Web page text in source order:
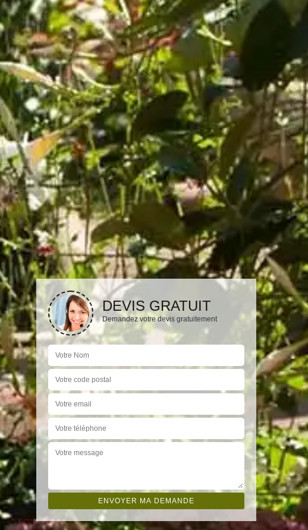
DEVIS GRATUIT
Demandez votre devis gratuitement